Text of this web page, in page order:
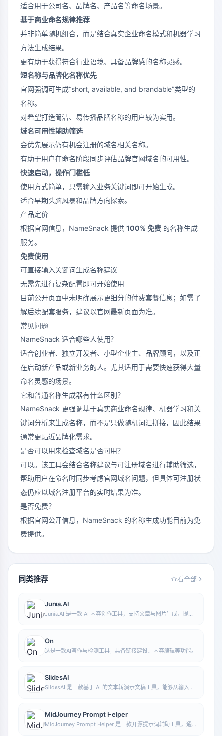
适合用于公司名、品牌名、产品名等命名场景。
基于商业命名规律推荐
并非简单随机组合，而是结合真实企业命名模式和机器学习
方法生成结果。
更有助于获得符合行业语境、具备品牌感的名称灵感。
短名称与品牌化名称优先
官网强调可生成“short, available, and brandable”类型的
名称。
对希望打造简洁、易传播品牌名称的用户较为实用。
域名可用性辅助筛选
会优先展示仍有机会注册的域名相关名称。
有助于用户在命名阶段同步评估品牌官网域名的可用性。
快速启动，操作门槛低
使用方式简单，只需输入业务关键词即可开始生成。
适合早期头脑风暴和品牌方向探索。
产品定价
根据官网信息，NameSnack 提供 100% 免费 的名称生成
服务。
免费使用
可直接输入关键词生成名称建议
无需先进行复杂配置即可开始使用
目前公开页面中未明确展示更细分的付费套餐信息；如需了
解后续配套服务，建议以官网最新页面为准。
常见问题
NameSnack 适合哪些人使用？
适合创业者、独立开发者、小型企业主、品牌顾问，以及正
在启动新产品或新业务的人。尤其适用于需要快速获得大量
命名灵感的场景。
它和普通名称生成器有什么区别？
NameSnack 更强调基于真实商业命名规律、机器学习和关
键词分析来生成名称，而不是只做随机词汇拼接，因此结果
通常更贴近品牌化需求。
是否可以用来检查域名是否可用？
可以。该工具会结合名称建议与可注册域名进行辅助筛选，
帮助用户在命名时同步考虑官网域名问题，但具体可注册状
态仍应以域名注册平台的实时结果为准。
是否免费？
根据官网公开信息，NameSnack 的名称生成功能目前为免
费提供。
同类推荐 查看全部
Junia.AI
Junia.AI 是一款 AI 内容创作工具，支持文章与图片生成，提供
On
这是一款AI写作与检测工具，具备链接建设、内容编辑等功能。
SlidesAI
SlidesAI 是一款基于 AI 的文本转演示文稿工具，能够从输入文
MidJourney Prompt Helper
MidJourney Prompt Helper 是一款开源提示词辅助工具，通过